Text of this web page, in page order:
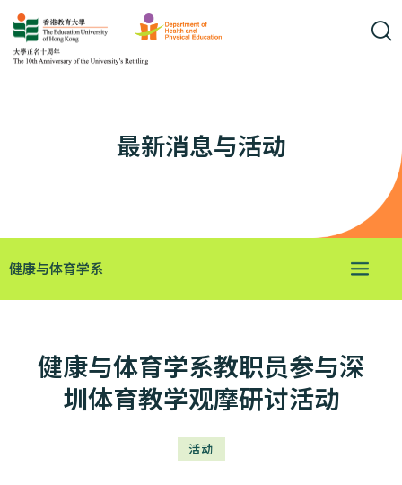
最新消息与活动
健康与体育学系
健康与体育学系教职员参与深
圳体育教学观摩研讨活动
活动